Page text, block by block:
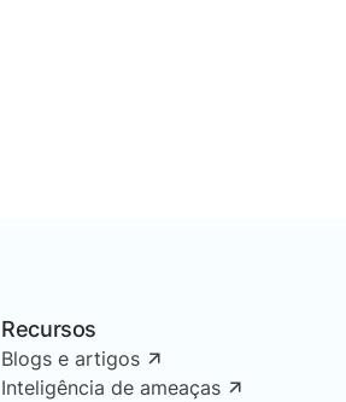
Recursos
Blogs e artigos
Inteligência de ameaças